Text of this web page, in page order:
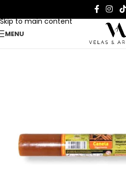
Skip to main content
MENU